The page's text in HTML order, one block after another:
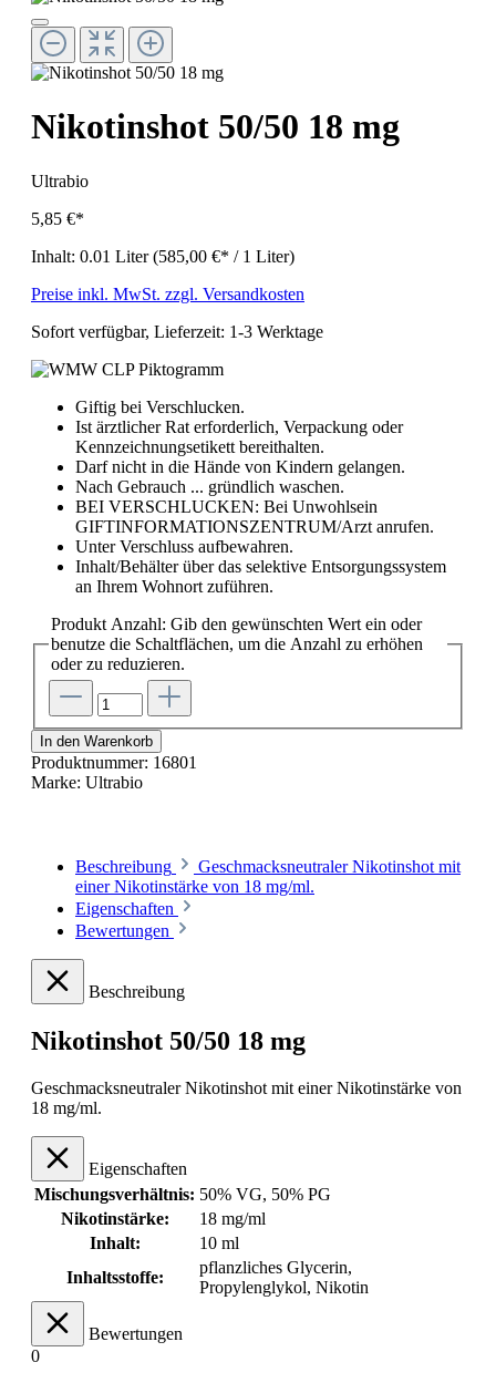
Nikotinshot 50/50 18 mg
Ultrabio
5,85 €*
Inhalt: 0.01 Liter(585,00 €* / 1 Liter)
Preise inkl. MwSt. zzgl. Versandkosten
Sofort verfügbar, Lieferzeit: 1-3 Werktage
Giftig bei Verschlucken.
Ist ärztlicher Rat erforderlich, Verpackung oder
Kennzeichnungsetikett bereithalten.
Darf nicht in die Hände von Kindern gelangen.
Nach Gebrauch ... gründlich waschen.
BEI VERSCHLUCKEN: Bei Unwohlsein
GIFTINFORMATIONSZENTRUM/Arzt anrufen.
Unter Verschluss aufbewahren.
Inhalt/Behälter über das selektive Entsorgungssystem
an Ihrem Wohnort zuführen.
Produkt Anzahl: Gib den gewünschten Wert ein oder
benutze die Schaltflächen, um die Anzahl zu erhöhen
oder zu reduzieren.
In den Warenkorb
Produktnummer: 16801
Marke: Ultrabio
Beschreibung
Geschmacksneutraler Nikotinshot mit
einer Nikotinstärke von 18 mg/ml.
Eigenschaften
Bewertungen
Beschreibung
Nikotinshot 50/50 18 mg
Geschmacksneutraler Nikotinshot mit einer Nikotinstärke von
18 mg/ml.
Eigenschaften
Mischungsverhältnis: 50% VG, 50% PG
Nikotinstärke:
18 mg/ml
Inhalt:
10 ml
Inhaltsstoffe:
pflanzliches Glycerin,
Propylenglykol, Nikotin
Bewertungen
0